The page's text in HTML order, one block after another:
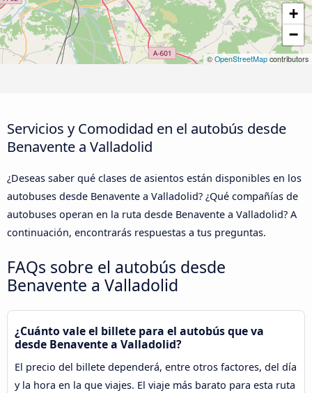
+
−
© OpenStreetMap contributors
Servicios y Comodidad en el autobús desde
Benavente a Valladolid
¿Deseas saber qué clases de asientos están disponibles en los
autobuses desde Benavente a Valladolid? ¿Qué compañías de
autobuses operan en la ruta desde Benavente a Valladolid? A
continuación, encontrarás respuestas a tus preguntas.
FAQs sobre el autobús desde
Benavente a Valladolid
¿Cuánto vale el billete para el autobús que va
desde Benavente a Valladolid?
El precio del billete dependerá, entre otros factores, del día
y la hora en la que viajes. El viaje más barato para esta ruta